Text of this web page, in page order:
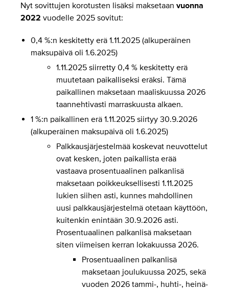
Nyt sovittujen korotusten lisäksi maksetaan vuonna
2022 vuodelle 2025 sovitut:
0,4 %:n keskitetty erä 1.11.2025 (alkuperäinen
maksupäivä oli 1.6.2025)
1.11.2025 siirretty 0,4 % keskitetty erä
muutetaan paikalliseksi eräksi. Tämä
paikallinen maksetaan maaliskuussa 2026
taannehtivasti marraskuusta alkaen.
1 %:n paikallinen erä 1.11.2025 siirtyy 30.9.2026
(alkuperäinen maksupäivä oli 1.6.2025)
Palkkausjärjestelmää koskevat neuvottelut
ovat kesken, joten paikallista erää
vastaava prosentuaalinen palkanlisä
maksetaan poikkeuksellisesti 1.11.2025
lukien siihen asti, kunnes mahdollinen
uusi palkkausjärjestelmä otetaan käyttöön,
kuitenkin enintään 30.9.2026 asti.
Prosentuaalinen palkanlisä maksetaan
siten viimeisen kerran lokakuussa 2026.
Prosentuaalinen palkanlisä
maksetaan joulukuussa 2025, sekä
vuoden 2026 tammi-, huhti-, heinä-